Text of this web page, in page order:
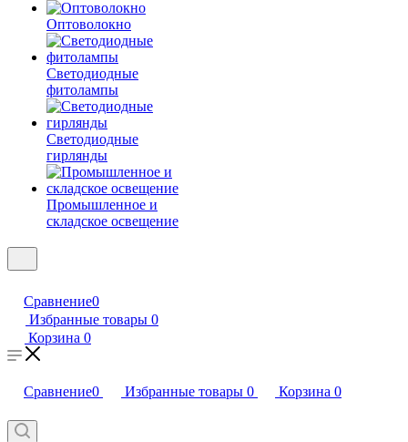
Оптоволокно
Светодиодные
фитолампы
Светодиодные
гирлянды
Промышленное и
складское освещение
Сравнение0
Избранные товары 0
Корзина 0
Сравнение0 Избранные товары 0 Корзина 0